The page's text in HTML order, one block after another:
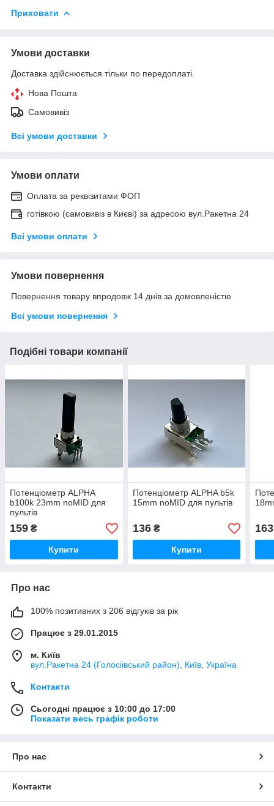
Приховати
Умови доставки
Доставка здійснюється тільки по передоплаті.
Нова Пошта
Самовивіз
Всі умови доставки
Умови оплати
Оплата за реквізитами ФОП
готівкою (самовивіз в Києві) за адресою вул.Ракетна 24
Всі умови оплати
Умови повернення
Повернення товару впродовж 14 днів за домовленістю
Всі умови повернення
Подібні товари компанії
Потенціометр ALPHA
b100k 23mm noMID для
пультів
159 ₴
Купити
Потенціометр ALPHA b5k
15mm noMID для пультів
136₴
Купити
163
Про нас
100% позитивних з 206 відгуків за рік
Працює з 29.01.2015
м. Київ
вул.Ракетна 24 (Голосіівський район), Київ, Україна
Контакти
Сьогодні працює з 10:00 до 17:00
Показати весь графік роботи
Про нас
Контакти